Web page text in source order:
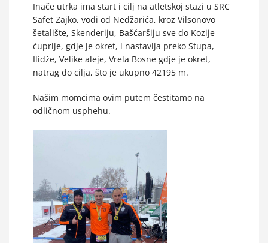
Inače utrka ima start i cilj na atletskoj stazi u SRC
Safet Zajko, vodi od Nedžarića, kroz Vilsonovo
šetalište, Skenderiju, Bašćaršiju sve do Kozije
ćuprije, gdje je okret, i nastavlja preko Stupa,
Ilidže, Velike aleje, Vrela Bosne gdje je okret,
natrag do cilja, što je ukupno 42195 m.
Našim momcima ovim putem čestitamo na
odličnom usphehu.